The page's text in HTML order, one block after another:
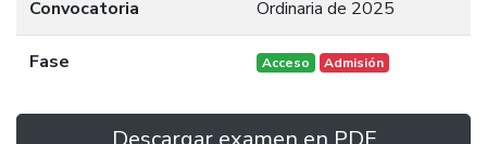
Convocatoria Ordinaria de 2025
Fase Acceso Admisión